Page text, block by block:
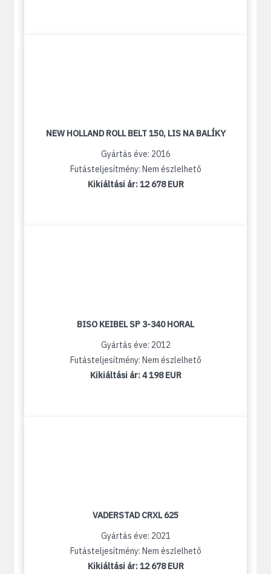
NEW HOLLAND ROLL BELT 150, LIS NA BALÍKY
Gyártás éve: 2016
Futásteljesítmény: Nem észlelhető
Kikiáltási ár:12 678 EUR
BISO KEIBEL SP 3-340 HORAL
Gyártás éve: 2012
Futásteljesítmény: Nem észlelhető
Kikiáltási ár:4 198 EUR
VADERSTAD CRXL 625
Gyártás éve: 2021
Futásteljesítmény: Nem észlelhető
Kikiáltási ár:12 678 EUR